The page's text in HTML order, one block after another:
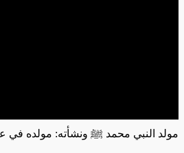
مولد النبي محمد ﷺ ونشأته: مولده في